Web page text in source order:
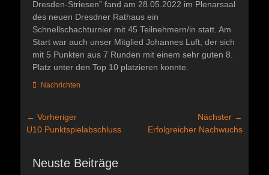
Dresden-Striesen” fand am 28.05.2022 im Plenarsaal
des neuen Dresdner Rathaus ein
Schnellschachturnier mit 45 Teilnehmern/in statt. Am
Start war auch unser Mitglied Johannes Luft, der sich
mit 5 Punkten aus 7 Runden mit einem sehr guten 8.
Platz unter den Top 10 platzieren konnte.
Kategorien
Nachrichten
Beitragsnavigation
← Vorheriger
Vorheriger
U10 Punktspielabschluss
Nächster →
Nächster
Erfolgreicher Nachwuchs
Neuste Beiträge